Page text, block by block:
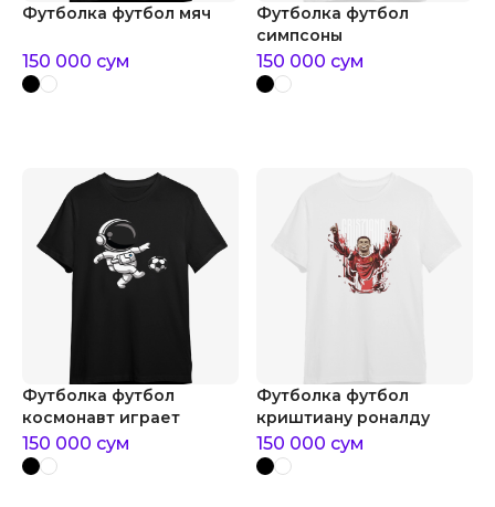
Футболка футбол мяч
150 000 сум
Футболка футбол
симпсоны
150 000 сум
Футболка футбол
космонавт играет
150 000 сум
Футболка футбол
криштиану роналду
150 000 сум